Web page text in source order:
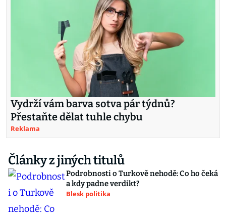
Vydrží vám barva sotva pár týdnů?
Přestaňte dělat tuhle chybu
Reklama
Články z jiných titulů
Podrobnosti o Turkově nehodě: Co ho čeká
a kdy padne verdikt?
Blesk politika